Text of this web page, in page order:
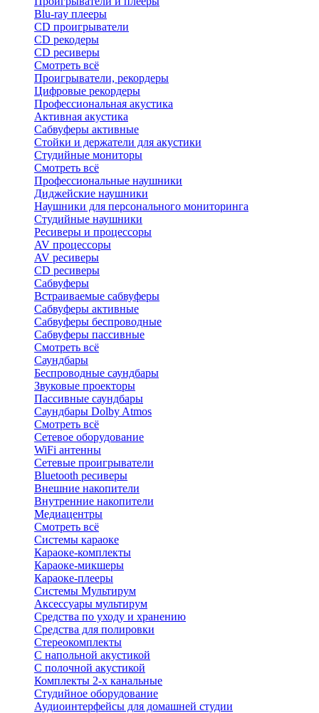
Blu-ray плееры
CD проигрыватели
CD рекодеры
CD ресиверы
Смотреть всё
Проигрыватели, рекордеры
Цифровые рекордеры
Профессиональная акустика
Активная акустика
Сабвуферы активные
Стойки и держатели для акустики
Студийные мониторы
Смотреть всё
Профессиональные наушники
Диджейские наушники
Наушники для персонального мониторинга
Студийные наушники
Ресиверы и процессоры
AV процессоры
AV ресиверы
CD ресиверы
Сабвуферы
Встраиваемые сабвуферы
Сабвуферы активные
Сабвуферы беспроводные
Сабвуферы пассивные
Смотреть всё
Саундбары
Беспроводные саундбары
Звуковые проекторы
Пассивные саундбары
Саундбары Dolby Atmos
Смотреть всё
Сетевое оборудование
WiFi антенны
Сетевые проигрыватели
Bluetooth ресиверы
Внешние накопители
Внутренние накопители
Медиацентры
Смотреть всё
Системы караоке
Караоке-комплекты
Караоке-микшеры
Караоке-плееры
Системы Мультирум
Аксессуары мультирум
Средства по уходу и хранению
Средства для полировки
Стереокомплекты
C напольной акустикой
C полочной акустикой
Комплекты 2-х канальные
Студийное оборудование
Аудиоинтерфейсы для домашней студии